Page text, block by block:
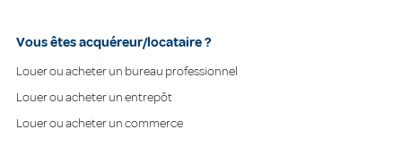
Vous êtes acquéreur/locataire ?
Louer ou acheter un bureau professionnel
Louer ou acheter un entrepôt
Louer ou acheter un commerce